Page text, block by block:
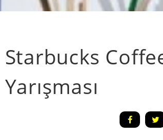
Starbucks
Yarışması